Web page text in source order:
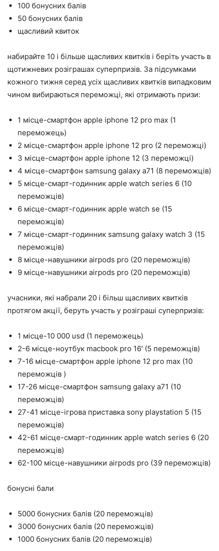
100 бонусних балів
50 бонусних балів
щасливий квиток
набирайте 10 і більше щасливих квитків і беріть участь в
щотижневих розіграшах суперпризів. За підсумками
кожного тижня серед усіх щасливих квитків випадковим
чином вибираються переможці, які отримають призи:
1 місце-смартфон apple iphone 12 pro max (1
переможець)
2 місце-смартфон apple iphone 12 pro (2 переможці)
3 місце-смартфон apple iphone 12 (3 переможці)
4 місце-смартфон samsung galaxy a71 (8 переможців)
5 місце-смарт-годинник apple watch series 6 (10
переможців)
6 місце-смарт-годинник apple watch se (15
переможців)
7 місце-смарт-годинник samsung galaxy watch 3 (15
переможців)
8 місце-навушники airpods pro (20 переможців)
9 місце-навушники airpods pro (20 переможців)
учасники, які набрали 20 і більш щасливих квитків
протягом акції, беруть участь у розіграші суперпризів:
1 місце-10 000 usd (1 переможець)
2-6 місце-ноутбук macbook pro 16′ (5 переможців)
7-16 місце-смартфон apple iphone 12 pro max (10
переможців )
17-26 місце-смартфон samsung galaxy a71 (10
переможців)
27-41 місце-ігрова приставка sony playstation 5 (15
переможців)
42-61 місце-смарт-годинник apple watch series 6 (20
переможців)
62-100 місце-навушники airpods pro (39 переможців)
бонусні бали
5000 бонусних балів (20 переможців)
3000 бонусних балів (20 переможців)
1000 бонусних балів (20 переможців)